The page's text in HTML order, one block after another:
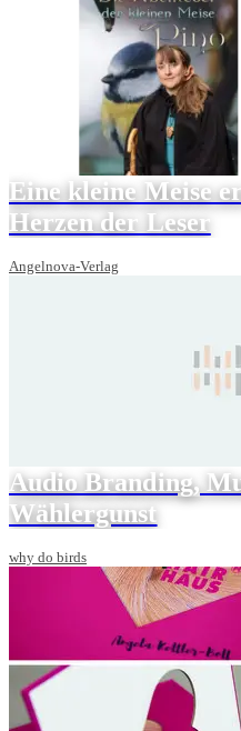
Eine kleine Meise
Herzen der Leser
Angelnova-Verlag
Audio Branding,
Wählergunst
why do birds